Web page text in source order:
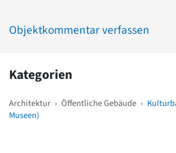
Objektkommentar verfassen
Kategorien
Architektur › Öffentliche Gebäude ›
Museen)